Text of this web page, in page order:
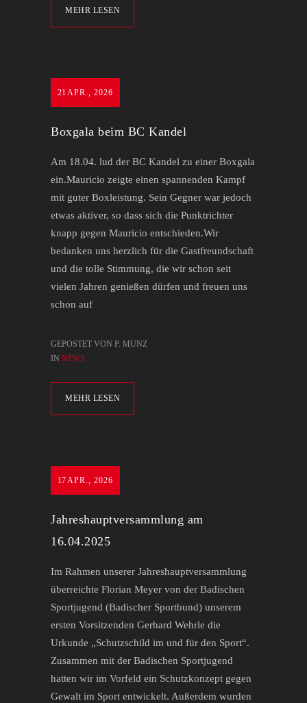
MEHR LESEN
21APR., 2026
Boxgala beim BC Kandel
Am 18.04. lud der BC Kandel zu einer Boxgala
ein.Mauricio zeigte einen spannenden Kampf
mit guter Boxleistung. Sein Gegner war jedoch
etwas aktiver, so dass sich die Punktrichter
knapp gegen Mauricio entschieden.Wir
bedanken uns herzlich für die Gastfreundschaft
und die tolle Stimmung, die wir schon seit
vielen Jahren genießen dürfen und freuen uns
schon auf
MEHR LESEN
GEPOSTET VON P. MUNZ
IN NEWS
17APR., 2026
Jahreshauptversammlung am
16.04.2025
Im Rahmen unserer Jahreshauptversammlung
überreichte Florian Meyer von der Badischen
Sportjugend (Badischer Sportbund) unserem
ersten Vorsitzenden Gerhard Wehrle die
Urkunde „Schutzschild im und für den Sport“.
Zusammen mit der Badischen Sportjugend
hatten wir im Vorfeld ein Schutzkonzept gegen
Gewalt im Sport entwickelt. Außerdem wurden